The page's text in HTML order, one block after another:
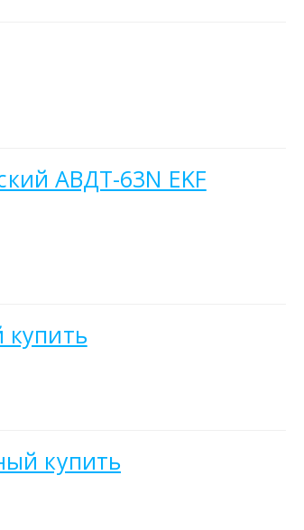
АВДТ-63N EKF
купить
купить